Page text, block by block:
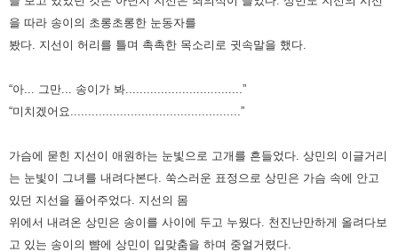
을 따라 송이의 초롱초롱한 눈동자를
봤다. 지선이 허리를 틀며 촉촉한 목소리로 귓속말을 했다.
“아... 그만... 송이가 봐.................................”
“미치겠어요................................................”
가슴에 묻힌 지선이 애원하는 눈빛으로 고개를 흔들었다. 상민의 이글거리
는 눈빛이 그녀를 내려다본다. 쑥스러운 표정으로 상민은 가슴 속에 안고
있던 지선을 풀어주었다. 지선의 몸
위에서 내려온 상민은 송이를 사이에 두고 누웠다. 천진난만하게 올려다보
고 있는 송이의 뺨에 상민이 입맞춤을 하며 중얼거렸다.